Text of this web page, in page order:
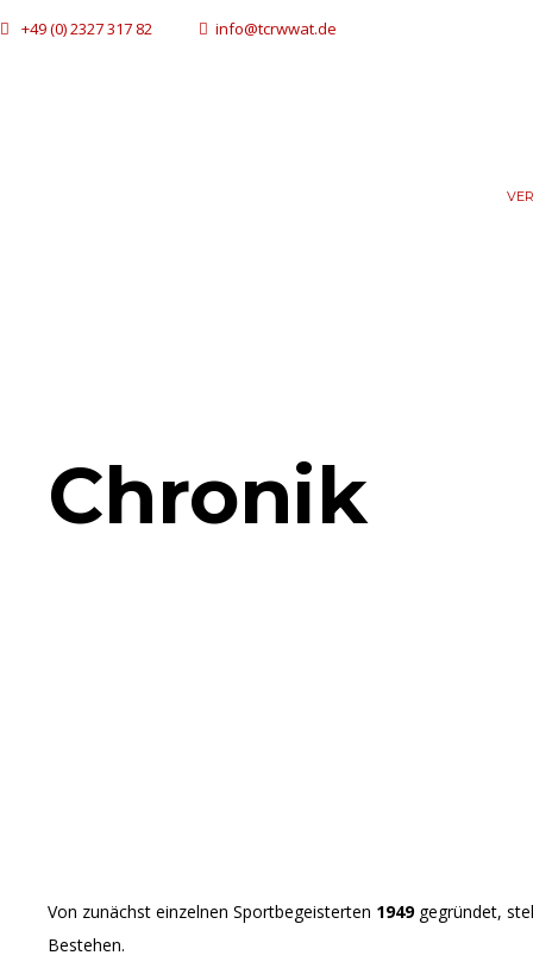
+49 (0) 2327 317 82 info@tcrwwat.de
Chronik
Von zunächst einzelnen Sportbegeisterten 1949 gegründet,
Bestehen.